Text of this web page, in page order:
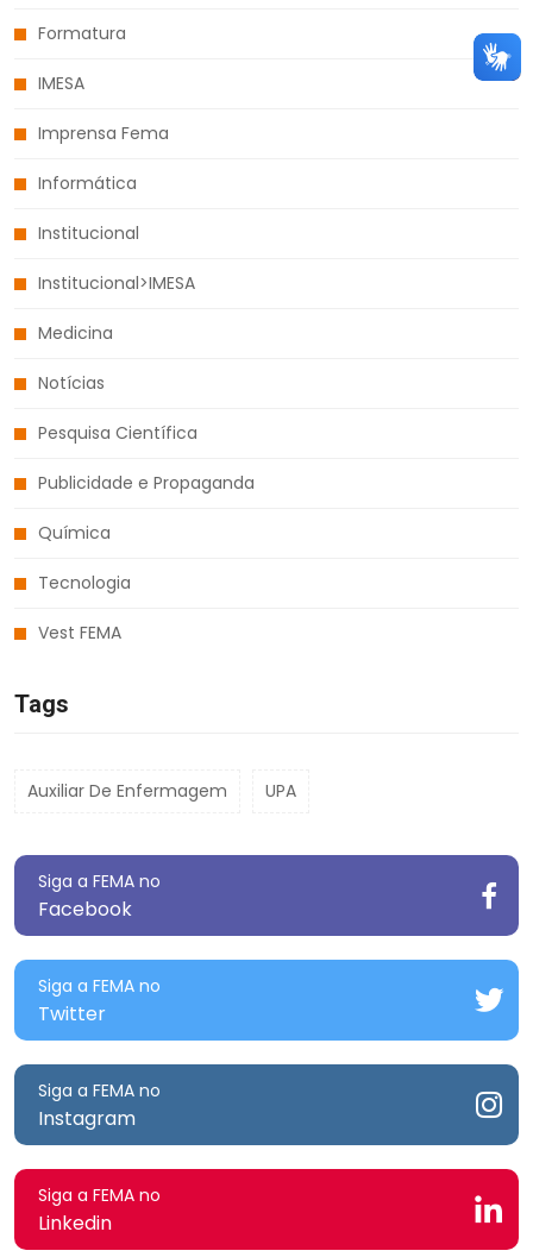
Formatura
IMESA
Imprensa Fema
Informática
Institucional
Institucional>IMESA
Medicina
Notícias
Pesquisa Científica
Publicidade e Propaganda
Química
Tecnologia
Vest FEMA
Tags
Auxiliar De Enfermagem UPA
Siga a FEMA no
Facebook
Siga a FEMA no
Twitter
Siga a FEMA no
Instagram
Siga a FEMA no
Linkedin